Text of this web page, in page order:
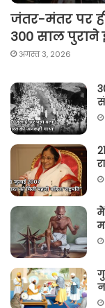
जंतर-मंतर पर
300 साल पुराने
अगस्त 3, 2026